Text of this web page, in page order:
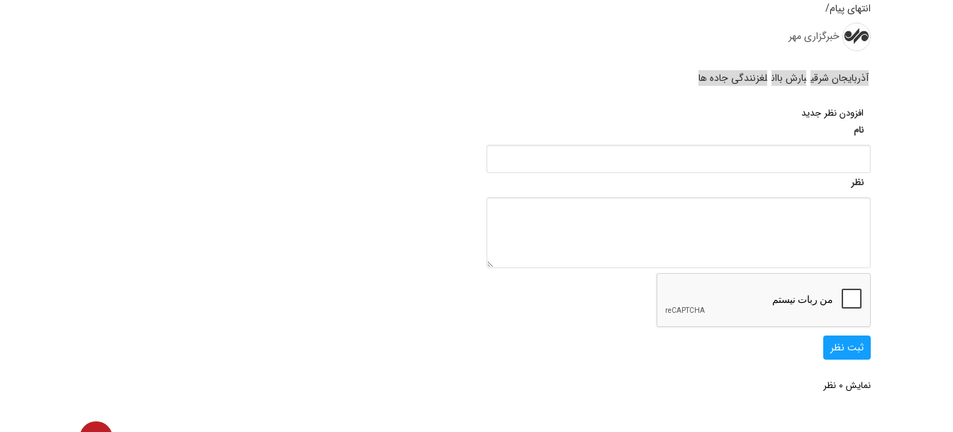
انتهای پیام/
خبرگزاری مهر
آذربایجان شرقی بارش باان لغزنندگی جاده ها
افزودن نظر جدید
نام
نظر
ثبت نظر
نمایش 0 نظر